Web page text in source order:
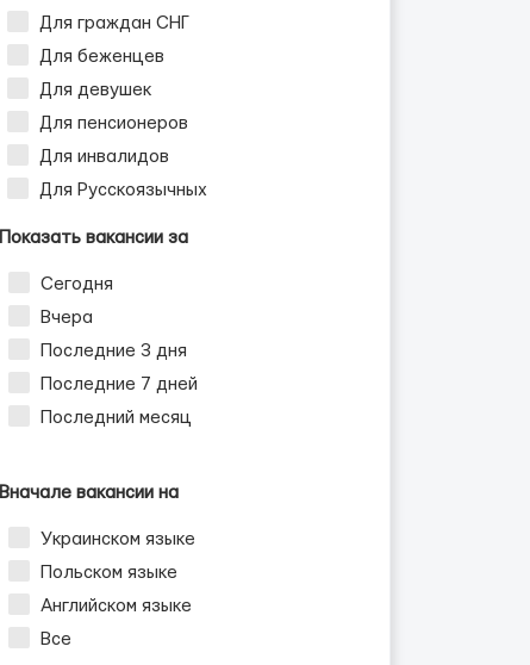
Для граждан СНГ
Для беженцев
Для девушек
Для пенсионеров
Для инвалидов
Для Русскоязычных
Показать вакансии за
Сегодня
Вчера
Последние 3 дня
Последние 7 дней
Последний месяц
Вначале вакансии на
Украинском языке
Польском языке
Английском языке
Все